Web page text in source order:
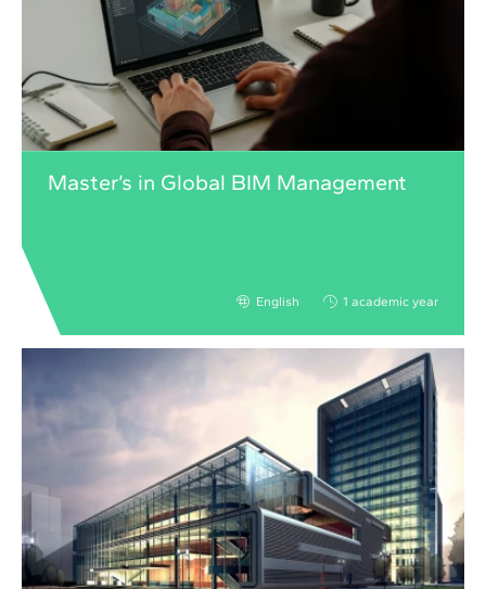
Master’s in Global BIM Management
English 1 academic year